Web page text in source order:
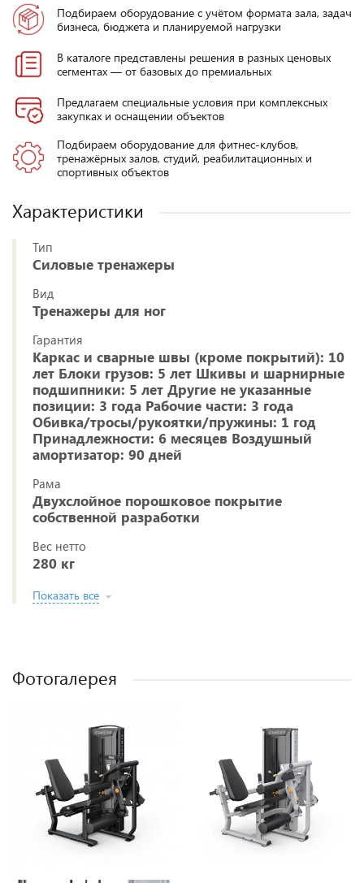
Подбираем оборудование с учётом формата зала, задач
бизнеса, бюджета и планируемой нагрузки
В каталоге представлены решения в разных ценовых
сегментах — от базовых до премиальных
Предлагаем специальные условия при комплексных
закупках и оснащении объектов
Подбираем оборудование для фитнес-клубов,
тренажёрных залов, студий, реабилитационных и
спортивных объектов
Характеристики
Тип
Силовые тренажеры
Вид
Тренажеры для ног
Гарантия
Каркас и сварные швы (кроме покрытий): 10
лет Блоки грузов: 5 лет Шкивы и шарнирные
подшипники: 5 лет Другие не указанные
позиции: 3 года Рабочие части: 3 года
Обивка/тросы/рукоятки/пружины: 1 год
Принадлежности: 6 месяцев Воздушный
амортизатор: 90 дней
Рама
Двухслойное порошковое покрытие
собственной разработки
Вес нетто
280 кг
Показать все
Фотогалерея